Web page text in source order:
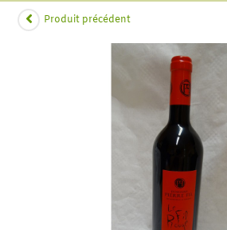
Produit précédent